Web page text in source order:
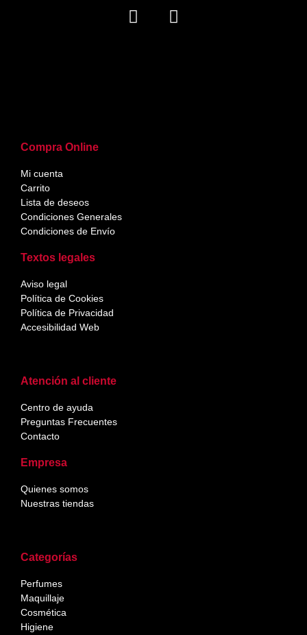
Categorías
Perfumes
Maquillaje
Cosmética
Higiene
Atención al cliente
Centro de ayuda
Preguntas Frecuentes
Contacto
Empresa
Quienes somos
Nuestras tiendas
Compra Online
Mi cuenta
Carrito
Lista de deseos
Condiciones Generales
Condiciones de Envío
Textos legales
Aviso legal
Política de Cookies
Política de Privacidad
Accesibilidad Web